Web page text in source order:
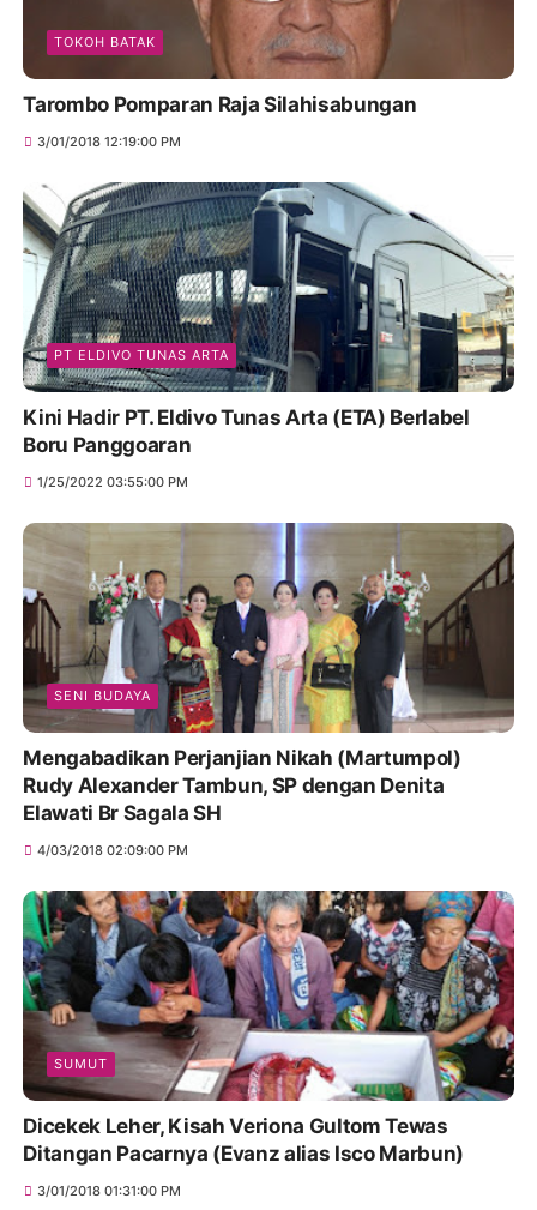
TOKOH BATAK
Tarombo Pomparan Raja Silahisabungan
3/01/2018 12:19:00 PM
PT ELDIVO TUNAS ARTA
Kini Hadir PT. Eldivo Tunas Arta (ETA) Berlabel
Boru Panggoaran
1/25/2022 03:55:00 PM
SENI BUDAYA
Mengabadikan Perjanjian Nikah (Martumpol)
Rudy Alexander Tambun, SP dengan Denita
Elawati Br Sagala SH
4/03/2018 02:09:00 PM
SUMUT
Dicekek Leher, Kisah Veriona Gultom Tewas
Ditangan Pacarnya (Evanz alias Isco Marbun)
3/01/2018 01:31:00 PM